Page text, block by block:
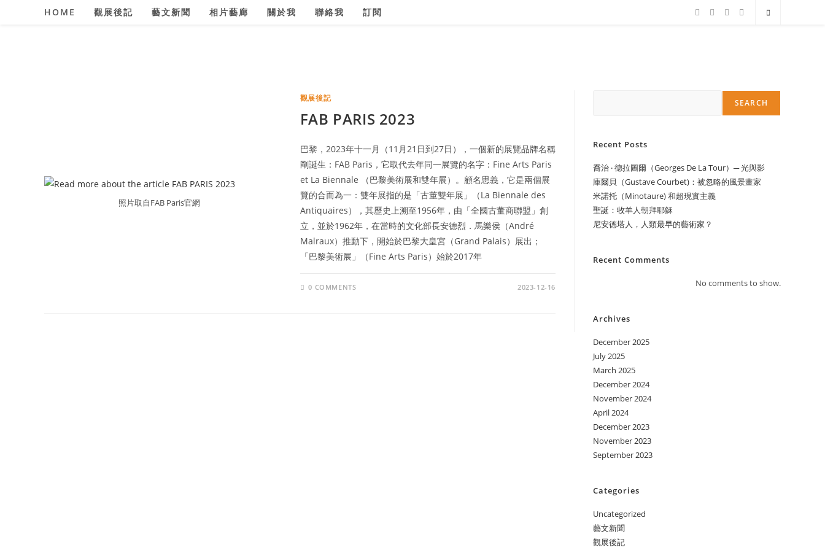
HOME 觀展後記 藝文新聞 相片藝廊 關於我 聯絡我 訂閱
照片取自FAB Paris官網
觀展後記
FAB PARIS 2023
巴黎，2023年十一月（11月21日到27日），一個新的展覽品牌名稱
剛誕生：FAB Paris，它取代去年同一展覽的名字：Fine Arts Paris
et La Biennale （巴黎美術展和雙年展）。顧名思義，它是兩個展
覽的合而為一：雙年展指的是「古董雙年展」（La Biennale des
Antiquaires），其歷史上溯至1956年，由「全國古董商聯盟」創
立，並於1962年，在當時的文化部長安德烈．馬樂侯（André
Malraux）推動下，開始於巴黎大皇宮（Grand Palais）展出；
「巴黎美術展」（Fine Arts Paris）始於2017年
0 COMMENTS 2023-12-16
SEARCH
Recent Posts
喬治 ‧ 德拉圖爾（Georges De La Tour）─ 光與影
庫爾貝（Gustave Courbet)：被忽略的風景畫家
米諾托（Minotaure) 和超現實主義
聖誕：牧羊人朝拜耶穌
尼安德塔人，人類最早的藝術家？
Recent Comments
No comments to show.
Archives
December 2025
July 2025
March 2025
December 2024
November 2024
April 2024
December 2023
November 2023
September 2023
Categories
Uncategorized
藝文新聞
觀展後記